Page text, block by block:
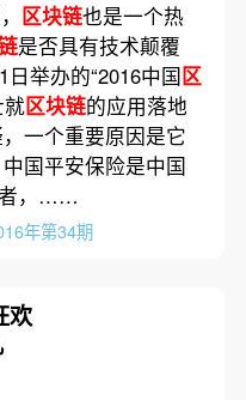
区块链也是一个热
是否具有技术颠覆
举办的“2016中国区
区块链的应用落地
一个重要原因是它
国平安保险是中国
者，……
年第34期
欢